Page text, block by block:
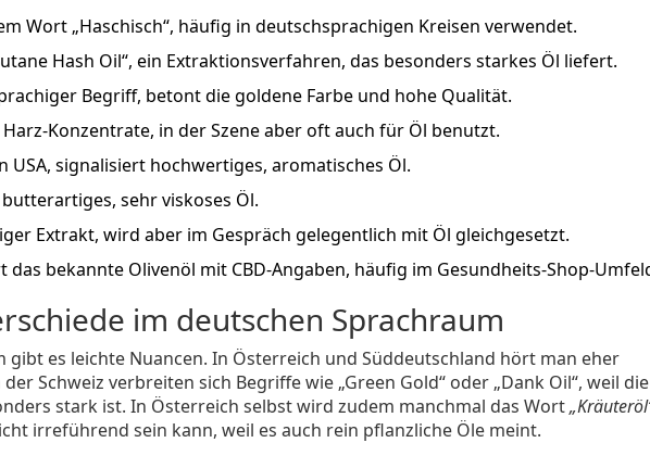
Wort „Haschisch“, häufig in deutschsprachigen Kreisen verwendet.
Hash Oil“, ein Extraktionsverfahren, das besonders starkes Öl liefert.
Begriff, betont die goldene Farbe und hohe Qualität.
in der Szene aber oft auch für Öl benutzt.
USA, signalisiert hochwertiges, aromatisches Öl.
sehr viskoses Öl.
Extrakt, wird aber im Gespräch gelegentlich mit Öl gleichgesetzt.
das bekannte Olivenöl mit CBD‑Angaben, häufig im
im deutschen Sprachraum
gibt es leichte Nuancen. In Österreich und Süddeutschland hört man eher
der Schweiz verbreiten sich Begriffe wie „Green Gold“ oder „Dank Oil“, weil die
stark ist. In Österreich selbst wird zudem manchmal das Wort
irreführend sein kann, weil es auch rein pflanzliche Öle meint.